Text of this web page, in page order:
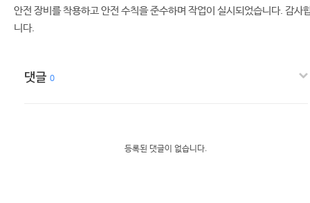
안전 장비를 착용하고 안전 수칙을 준수하며 작업이 실시되었습니다. 감사
니다.
댓글 0
등록된 댓글이 없습니다.